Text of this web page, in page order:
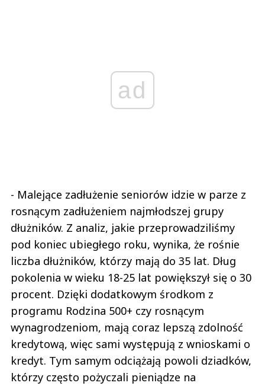
ad
- Malejące zadłużenie seniorów idzie w parze z
rosnącym zadłużeniem najmłodszej grupy
dłużników. Z analiz, jakie przeprowadziliśmy
pod koniec ubiegłego roku, wynika, że rośnie
liczba dłużników, którzy mają do 35 lat. Dług
pokolenia w wieku 18-25 lat powiększył się o 30
procent. Dzięki dodatkowym środkom z
programu Rodzina 500+ czy rosnącym
wynagrodzeniom, mają coraz lepszą zdolność
kredytową, więc sami występują z wnioskami o
kredyt. Tym samym odciążają powoli dziadków,
którzy często pożyczali pieniądze na